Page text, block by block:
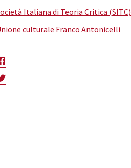
Italiana di Teoria Critica (SITC)
culturale Franco Antonicelli